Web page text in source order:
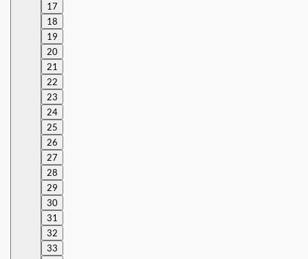
17
18
19
20
21
22
23
24
25
26
27
28
29
30
31
32
33